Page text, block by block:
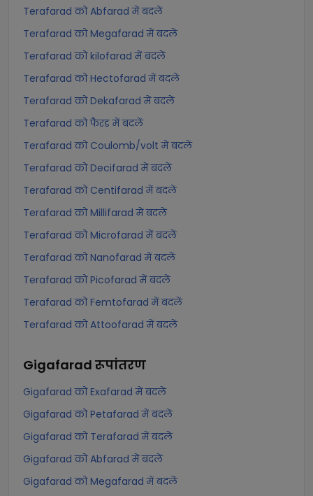
Terafarad को Abfarad में बदलें
Terafarad को Megafarad में बदलें
Terafarad को kilofarad में बदलें
Terafarad को Hectofarad में बदलें
Terafarad को Dekafarad में बदलें
Terafarad को फैरड में बदलें
Terafarad को Coulomb/volt में बदलें
Terafarad को Decifarad में बदलें
Terafarad को Centifarad में बदलें
Terafarad को Millifarad में बदलें
Terafarad को Microfarad में बदलें
Terafarad को Nanofarad में बदलें
Terafarad को Picofarad में बदलें
Terafarad को Femtofarad में बदलें
Terafarad को Attoofarad में बदलें
Gigafarad रूपांतरण
Gigafarad को Exafarad में बदलें
Gigafarad को Petafarad में बदलें
Gigafarad को Terafarad में बदलें
Gigafarad को Abfarad में बदलें
Gigafarad को Megafarad में बदलें